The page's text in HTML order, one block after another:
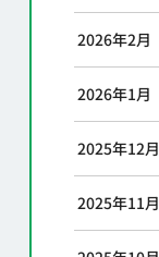
2026年2月
2026年1月
2025年12月
2025年11月